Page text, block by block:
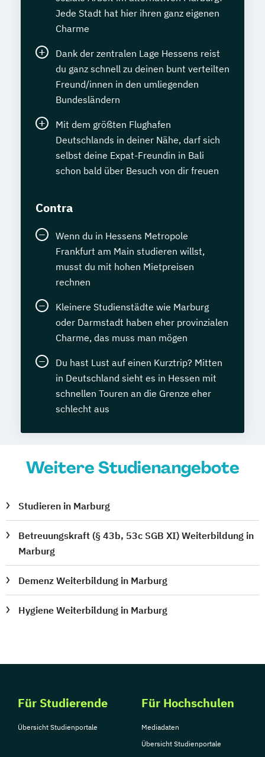
Jede Stadt hat hier ihren ganz eigenen
Charme
Dank der zentralen Lage Hessens reist
du ganz schnell zu deinen bunt verteilten
Freund/innen in den umliegenden
Bundesländern
Mit dem größten Flughafen
Deutschlands in deiner Nähe, darf sich
selbst deine Expat-Freundin in Bali
schon bald über Besuch von dir freuen
Contra
Wenn du in Hessens Metropole
Frankfurt am Main studieren willst,
musst du mit hohen Mietpreisen
rechnen
Kleinere Studienstädte wie Marburg
oder Darmstadt haben eher provinzialen
Charme, das muss man mögen
Du hast Lust auf einen Kurztrip? Mitten
in Deutschland sieht es in Hessen mit
schnellen Touren an die Grenze eher
schlecht aus
Weitere Studienangebote
Studieren in Marburg
Betreuungskraft (§ 43b, 53c SGB XI) Weiterbildung in
Marburg
Demenz Weiterbildung in Marburg
Hygiene Weiterbildung in Marburg
Für Studierende
Übersicht Studienportale
Für Hochschulen
Mediadaten
Übersicht Studienportale